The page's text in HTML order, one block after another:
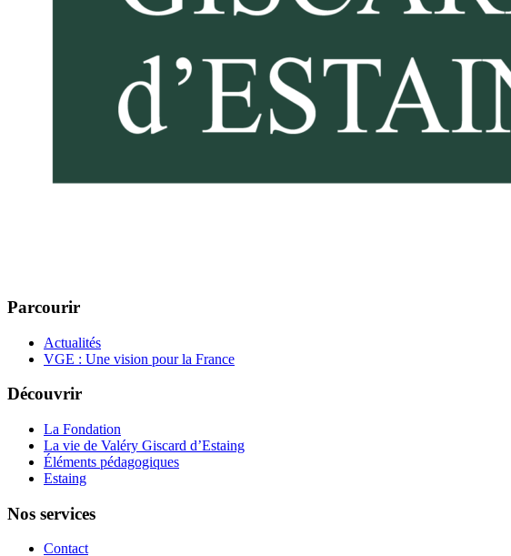
Parcourir
Actualités
VGE : Une vision pour la France
Découvrir
La Fondation
La vie de Valéry Giscard d’Estaing
Éléments pédagogiques
Estaing
Nos services
Contact